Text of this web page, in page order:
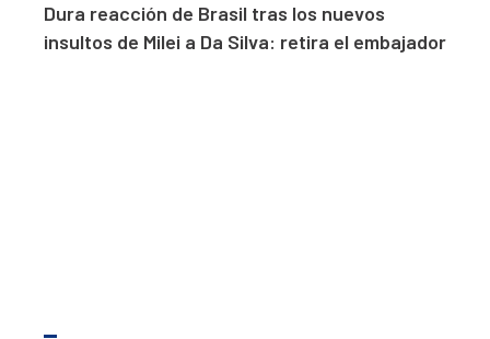
Dura reacción de Brasil tras los nuevos
insultos de Milei a Da Silva: retira el embajador